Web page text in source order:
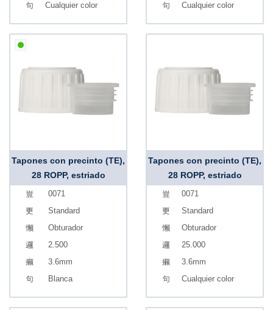
Cualquier color
Cualquier color
Tapones con precinto (TE),
28 ROPP, estriado
0071
Standard
Obturador
2.500
3.6mm
Blanca
Tapones con precinto (TE),
28 ROPP, estriado
0071
Standard
Obturador
25.000
3.6mm
Cualquier color